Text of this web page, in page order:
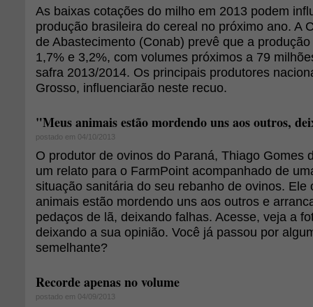
As baixas cotações do milho em 2013 podem
produção brasileira do cereal no próximo ano. A
de Abastecimento (Conab) prevê que a
1,7% e 3,2%, com volumes próximos a 79
safra 2013/2014. Os principais produtores
Grosso, influenciarão neste recuo.
"Meus animais estão mordendo uns aos outros,
postado em 04/10/2013
O produtor de ovinos do Paraná, Thiago Gomes
um relato para o FarmPoint acompanhado de
situação sanitária do seu rebanho de ovinos. Ele
animais estão mordendo uns aos outros e
pedaços de lã, deixando falhas. Acesse, veja a
deixando a sua opinião. Você já passou por
semelhante?
Recorde apenas no volume
postado em 04/09/2013